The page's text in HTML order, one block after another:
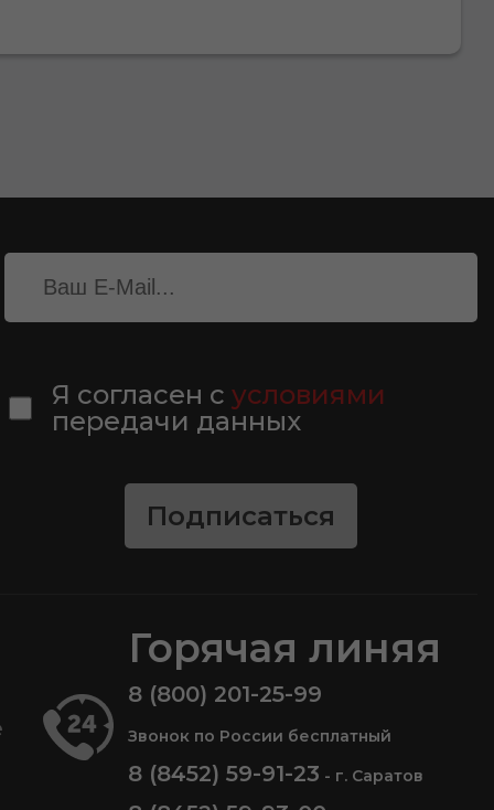
Я согласен сусловиями
передачи данных
Подписаться
Горячая линяя
8 (800) 201-25-99
Звонок по России бесплатный
8 (8452) 59-91-23 - г. Саратов